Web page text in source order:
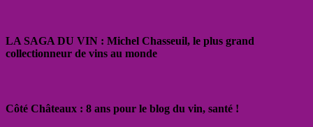
LA SAGA DU VIN : Michel Chasseuil, le plus grand
collectionneur de vins au monde
Côté Châteaux : 8 ans pour le blog du vin, santé !